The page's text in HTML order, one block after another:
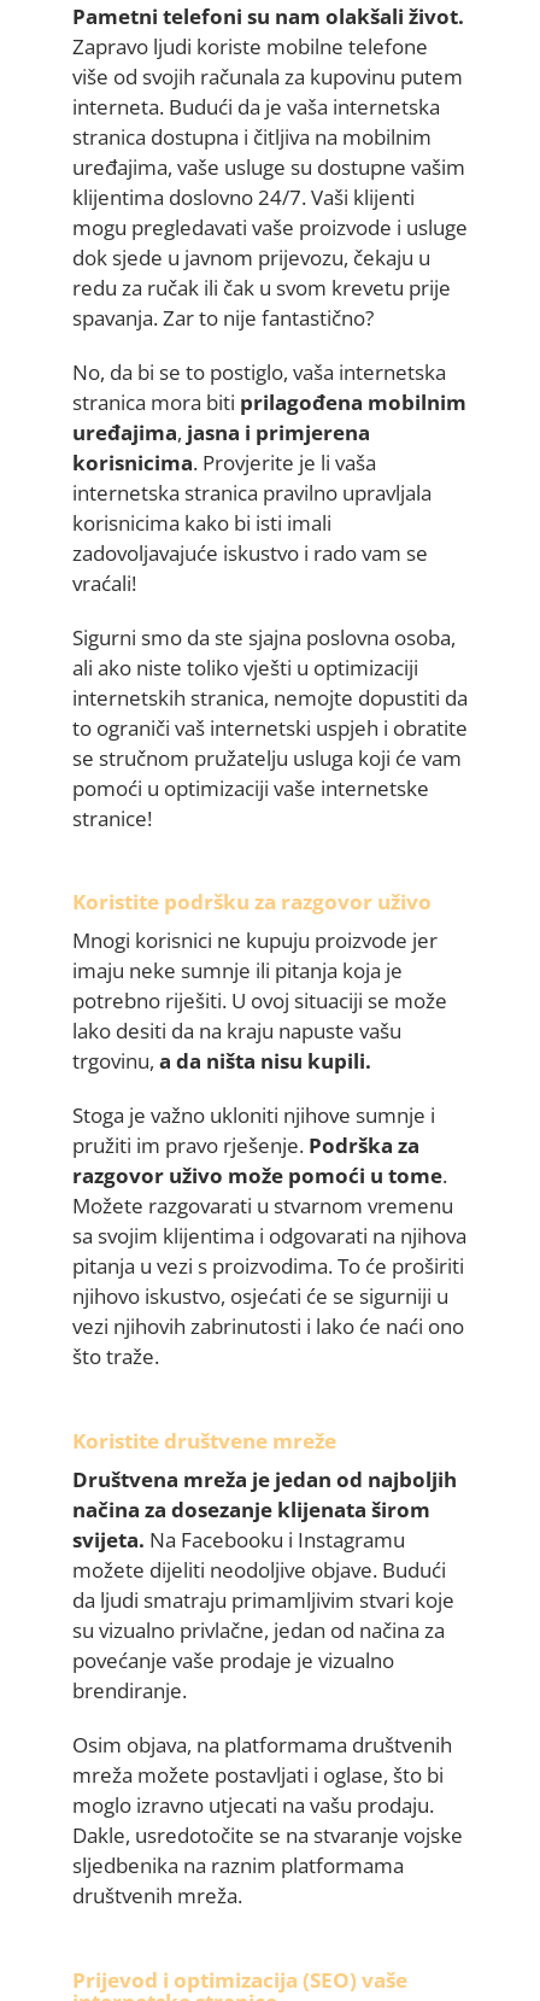
Pametni telefoni su nam olakšali život.
Zapravo ljudi koriste mobilne telefone
više od svojih računala za kupovinu putem
interneta. Budući da je vaša internetska
stranica dostupna i čitljiva na mobilnim
uređajima, vaše usluge su dostupne vašim
klijentima doslovno 24/7. Vaši klijenti
mogu pregledavati vaše proizvode i usluge
dok sjede u javnom prijevozu, čekaju u
redu za ručak ili čak u svom krevetu prije
spavanja. Zar to nije fantastično?
No, da bi se to postiglo, vaša internetska
stranica mora biti prilagođena mobilnim
uređajima, jasna i primjerena
korisnicima. Provjerite je li vaša
internetska stranica pravilno upravljala
korisnicima kako bi isti imali
zadovoljavajuće iskustvo i rado vam se
vraćali!
Sigurni smo da ste sjajna poslovna osoba,
ali ako niste toliko vješti u optimizaciji
internetskih stranica, nemojte dopustiti da
to ograniči vaš internetski uspjeh i obratite
se stručnom pružatelju usluga koji će vam
pomoći u optimizaciji vaše internetske
stranice!
Koristite podršku za razgovor uživo
Mnogi korisnici ne kupuju proizvode jer
imaju neke sumnje ili pitanja koja je
potrebno riješiti. U ovoj situaciji se može
lako desiti da na kraju napuste vašu
trgovinu, a da ništa nisu kupili.
Stoga je važno ukloniti njihove sumnje i
pružiti im pravo rješenje. Podrška za
razgovor uživo može pomoći u tome.
Možete razgovarati u stvarnom vremenu
sa svojim klijentima i odgovarati na njihova
pitanja u vezi s proizvodima. To će proširiti
njihovo iskustvo, osjećati će se sigurniji u
vezi njihovih zabrinutosti i lako će naći ono
što traže.
Koristite društvene mreže
Društvena mreža je jedan od najboljih
načina za dosezanje klijenata širom
svijeta. Na Facebooku i Instagramu
možete dijeliti neodoljive objave. Budući
da ljudi smatraju primamljivim stvari koje
su vizualno privlačne, jedan od načina za
povećanje vaše prodaje je vizualno
brendiranje.
Osim objava, na platformama društvenih
mreža možete postavljati i oglase, što bi
moglo izravno utjecati na vašu prodaju.
Dakle, usredotočite se na stvaranje vojske
sljedbenika na raznim platformama
društvenih mreža.
Prijevod i optimizacija (SEO) vaše